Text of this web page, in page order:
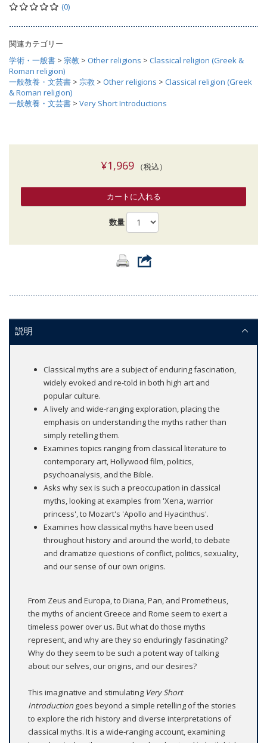
(0)
関連カテゴリー
学術・一般書 > 宗教 > Other religions > Classical religion (Greek &
Roman religion)
一般教養・文芸書 > 宗教 > Other religions > Classical religion (Greek
& Roman religion)
一般教養・文芸書 > Very Short Introductions
¥1,969（税込）
カートに入れる
数量
説明
Classical myths are a subject of enduring fascination,
widely evoked and re-told in both high art and
popular culture.
A lively and wide-ranging exploration, placing the
emphasis on understanding the myths rather than
simply retelling them.
Examines topics ranging from classical literature to
contemporary art, Hollywood film, politics,
psychoanalysis, and the Bible.
Asks why sex is such a preoccupation in classical
myths, looking at examples from 'Xena, warrior
princess', to Mozart's 'Apollo and Hyacinthus'.
Examines how classical myths have been used
throughout history and around the world, to debate
and dramatize questions of conflict, politics, sexuality,
and our sense of our own origins.
From Zeus and Europa, to Diana, Pan, and Prometheus,
the myths of ancient Greece and Rome seem to exert a
timeless power over us. But what do those myths
represent, and why are they so enduringly fascinating?
Why do they seem to be such a potent way of talking
about our selves, our origins, and our desires?
This imaginative and stimulating Very Short
Introductiongoes beyond a simple retelling of the stories
to explore the rich history and diverse interpretations of
classical myths. It is a wide-ranging account, examining